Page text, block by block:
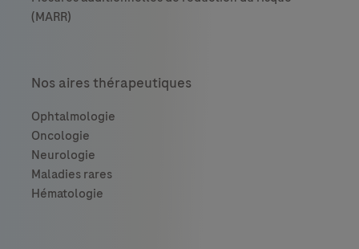
Nos aires thérapeutiques